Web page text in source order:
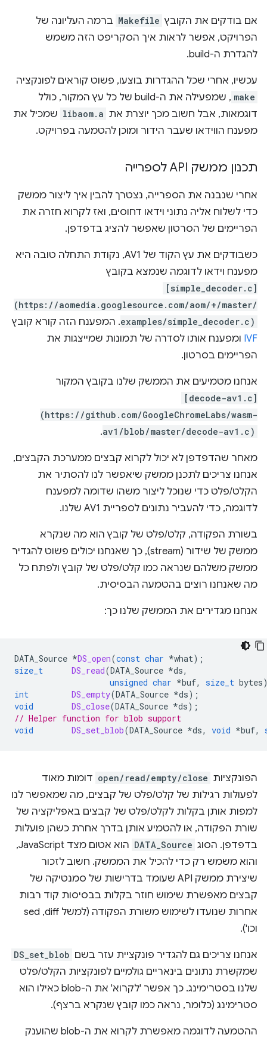
אם בודקים את הקובץ Makefile ברמה העליונה של
הפרויקט, אפשר לראות איך הסקריפט הזה משמש
להגדרת ה-build.
עכשיו, אחרי שכל ההגדרות בוצעו, פשוט קוראים לפונקציה
make
, שמפעילה את ה-build של כל עץ המקור, כולל
דוגמאות, אבל חשוב מכך יוצרת את libaom.a שמכיל את
מפענח הווידאו שעבר הידור ומוכן להטמעה בפרויקט.
תכנון ממשק API לספרייה
אחרי שנבנה את הספרייה, נצטרך להבין איך ליצור ממשק
כדי לשלוח אליה נתוני וידאו דחוסים, ואז לקרוא חזרה את
הפריימים של הסרטון שאפשר להציג בדפדפן.
כשבודקים את עץ הקוד של AV1, נקודת התחלה טובה היא
מפענח וידאו לדוגמה שנמצא בקובץ
[simple_decoder.c]
(https://aomedia.googlesource.com/aom/+/master/
examples/simple_decoder.c). המפענח הזה קורא קובץ
IVF ומפענח אותו לסדרה של תמונות שמייצגות את
הפריימים בסרטון.
אנחנו מטמיעים את הממשק שלנו בקובץ המקור
[decode-av1.c]
(https://github.com/GoogleChromeLabs/wasm-
av1/blob/master/decode-av1.c)
.
מאחר שהדפדפן לא יכול לקרוא קבצים ממערכת הקבצים,
אנחנו צריכים לתכנן ממשק שיאפשר לנו להסתיר את
הקלט/פלט כדי שנוכל ליצור משהו שדומה למפענח
לדוגמה, כדי להעביר נתונים לספריית AV1 שלנו.
בשורת הפקודה, קלט/פלט של קובץ הוא מה שנקרא
ממשק של שידור (stream), כך שאנחנו יכולים פשוט להגדיר
ממשק משלהם שנראה כמו קלט/פלט של קובץ ולפתח כל
מה שאנחנו רוצים בהטמעה הבסיסית.
אנחנו מגדירים את הממשק שלנו כך:
DATA_Source *DS_open(const char *what);
size_t
DS_read(DATA_Source *ds,
unsigned char *buf, size_t bytes
int
DS_empty(DATA_Source *ds);
void
DS_close(DATA_Source *ds);
// Helper function for blob support
void
DS_set_blob(DATA_Source *ds, void *buf,
הפונקציות open/read/empty/close דומות מאוד
לפעולות רגילות של קלט/פלט של קבצים, מה שמאפשר לנו
למפות אותן בקלות לקלט/פלט של קבצים באפליקציה של
שורת הפקודה, או להטמיע אותן בדרך אחרת כשהן פועלות
בדפדפן. הסוג DATA_Source
הוא אטום מצד JavaScript,
והוא משמש רק כדי להכיל את הממשק. חשוב לזכור
שיצירת ממשק API שעומד בדרישות של סמנטיקה של
קבצים מאפשרת שימוש חוזר בקלות בבסיסות קוד רבות
אחרות שנועדו לשימוש משורת הפקודה (למשל diff,‏ sed
וכו').
אנחנו צריכים גם להגדיר פונקציית עזר בשם DS_set_blob
שמקשרת נתונים בינאריים גולמיים לפונקציות הקלט/פלט
שלנו בסטרימינג. כך אפשר 'לקרוא' את ה-blob כאילו הוא
סטרימינג (כלומר, נראה כמו קובץ שנקרא ברצף).
ההטמעה לדוגמה מאפשרת לקרוא את ה-blob שהוענק